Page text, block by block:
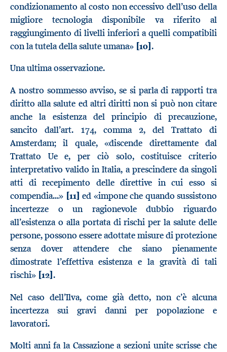
condizionamento al costo non eccessivo dell’uso della
migliore tecnologia disponibile va riferito al
raggiungimento di livelli inferiori a quelli compatibili
con la tutela della salute umana» [10].
Una ultima osservazione.
A nostro sommesso avviso, se si parla di rapporti tra
diritto alla salute ed altri diritti non si può non citare
anche la esistenza del principio di precauzione,
sancito dall’art. 174, comma 2, del Trattato di
Amsterdam; il quale, «discende direttamente dal
Trattato Ue e, per ciò solo, costituisce criterio
interpretativo valido in Italia, a prescindere da singoli
atti di recepimento delle direttive in cui esso si
compendia...» [11] ed «impone che quando sussistono
incertezze o un ragionevole dubbio riguardo
all’esistenza o alla portata di rischi per la salute delle
persone, possono essere adottate misure di protezione
senza dover attendere che siano pienamente
dimostrate l’effettiva esistenza e la gravità di tali
rischi» [12].
Nel caso dell’Ilva, come già detto, non c’è alcuna
incertezza sui gravi danni per popolazione e
lavoratori.
Molti anni fa la Cassazione a sezioni unite scrisse che